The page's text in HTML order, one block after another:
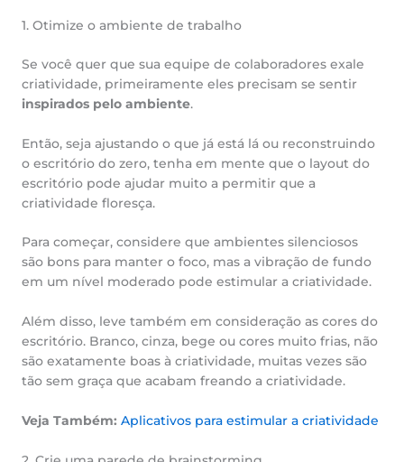
1. Otimize o ambiente de trabalho
Se você quer que sua equipe de colaboradores exale
criatividade, primeiramente eles precisam se sentir
inspirados pelo ambiente.
Então, seja ajustando o que já está lá ou reconstruindo
o escritório do zero, tenha em mente que o layout do
escritório pode ajudar muito a permitir que a
criatividade floresça.
Para começar, considere que ambientes silenciosos
são bons para manter o foco, mas a vibração de fundo
em um nível moderado pode estimular a criatividade.
Além disso, leve também em consideração as cores do
escritório. Branco, cinza, bege ou cores muito frias, não
são exatamente boas à criatividade, muitas vezes são
tão sem graça que acabam freando a criatividade.
Veja Também: Aplicativos para estimular a criatividade